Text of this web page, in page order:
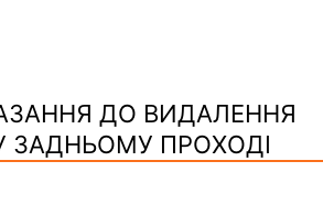
ДО ВИДАЛЕННЯ
ЗАДНЬОМУ ПРОХОДІ